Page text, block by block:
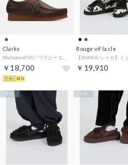
Clarks
￥18,700
15%
Rouge vif la cle
￥19,910
予約 予約